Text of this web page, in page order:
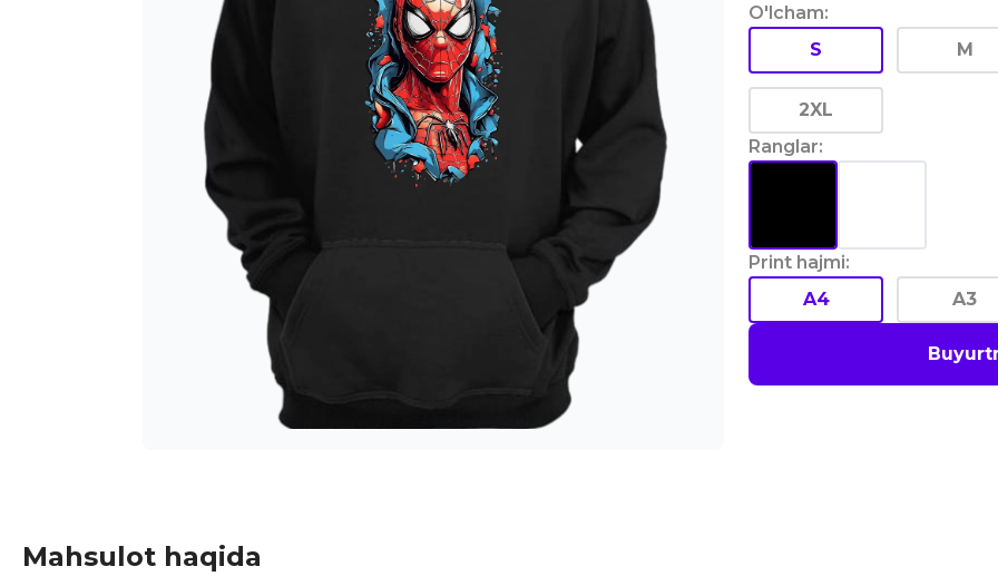
O'lcham:
S
M
2XL
Ranglar:
Print hajmi:
A4
A3
Mahsulot haqida